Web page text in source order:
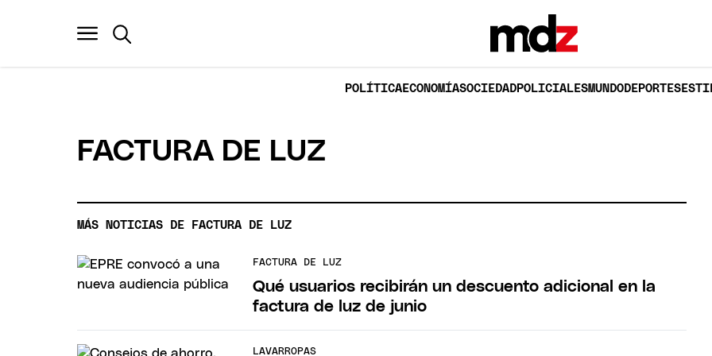
POLÍTICAECONOMÍASOCIEDADPOLICIALESMUNDODEPORTES
FACTURA DE LUZ
MÁS NOTICIAS DE FACTURA DE LUZ
FACTURA DE LUZ
Qué usuarios recibirán un descuento adicional en la
factura de luz de junio
LAVARROPAS